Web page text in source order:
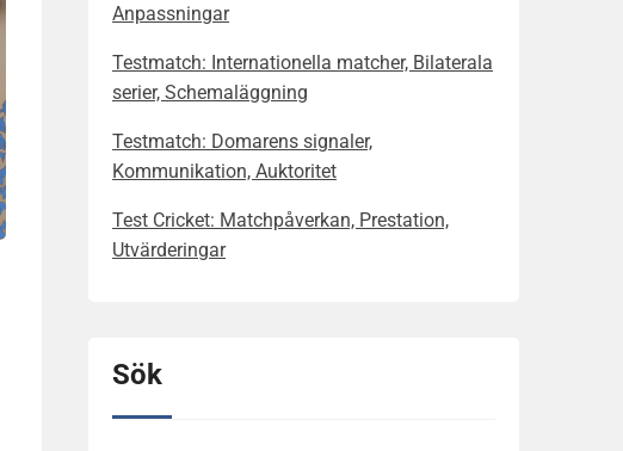
Anpassningar
Testmatch: Internationella matcher, Bilaterala
serier, Schemaläggning
Testmatch: Domarens signaler,
Kommunikation, Auktoritet
Test Cricket: Matchpåverkan, Prestation,
Utvärderingar
Sök